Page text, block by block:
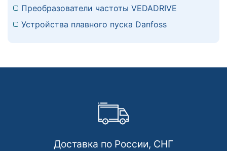
Преобразователи частоты VEDADRIVE
Устройства плавного пуска Danfoss
Доставка по России, СНГ